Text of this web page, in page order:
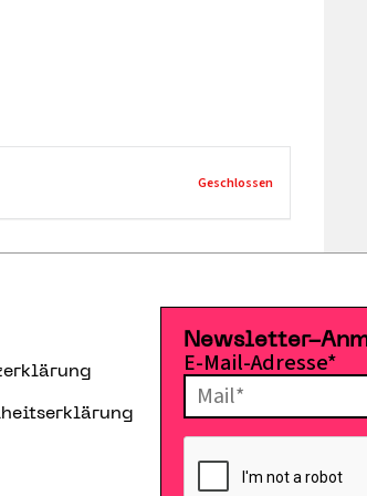
Geschlossen
Newsletter-
E-Mail-Adresse*